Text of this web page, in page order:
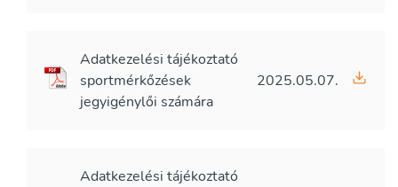
Adatkezelési tájékoztató
sportmérkőzések
jegyigénylői számára
2025.05.07.
Adatkezelési tájékoztató